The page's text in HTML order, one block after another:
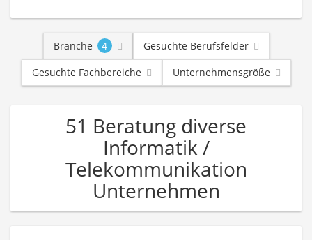
Branche 4
Gesuchte Berufsfelder
Gesuchte Fachbereiche
Unternehmensgröße
51 Beratung diverse
Informatik /
Telekommunikation
Unternehmen